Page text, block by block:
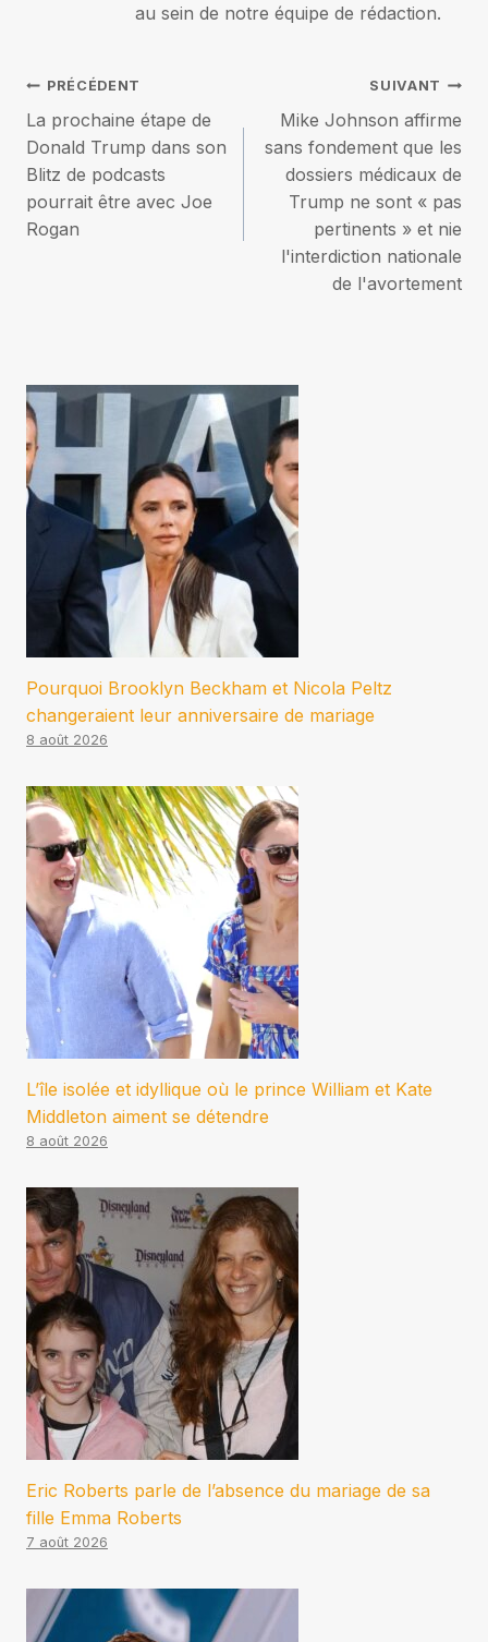
au sein de notre équipe de rédaction.
Navigation
de
l’article
PRÉCÉDENT
La prochaine étape de
Donald Trump dans son
Blitz de podcasts
pourrait être avec Joe
Rogan
SUIVANT
Mike Johnson affirme
sans fondement que les
dossiers médicaux de
Trump ne sont « pas
pertinents » et nie
l'interdiction nationale
de l'avortement
Pourquoi Brooklyn Beckham et Nicola Peltz
changeraient leur anniversaire de mariage
8 août 2026
L’île isolée et idyllique où le prince William et Kate
Middleton aiment se détendre
8 août 2026
Eric Roberts parle de l’absence du mariage de sa
fille Emma Roberts
7 août 2026